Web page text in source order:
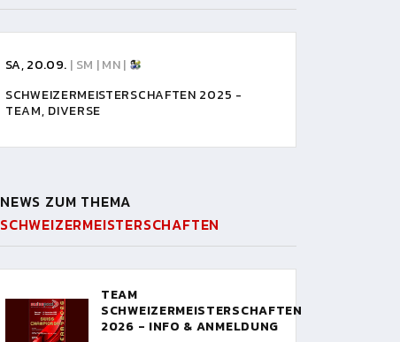
SA, 20.09. | SM | MN |
SCHWEIZERMEISTERSCHAFTEN 2025 -
TEAM, DIVERSE
NEWS ZUM THEMA
SCHWEIZERMEISTERSCHAFTEN
TEAM
SCHWEIZERMEISTERSCHAFTEN
2026 - INFO & ANMELDUNG